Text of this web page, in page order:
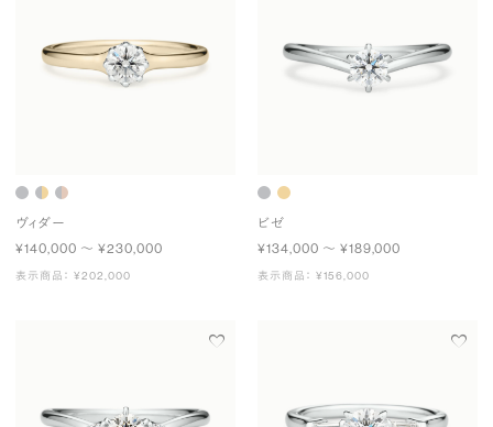
ヴィダー
¥140,000 〜 ¥230,000
表示商品： ¥202,000
ビゼ
¥134,000 〜 ¥189,000
表示商品： ¥156,000